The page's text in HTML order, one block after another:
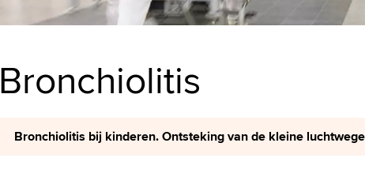
Bronchiolitis
Bronchiolitis bij kinderen. Ontsteking van de kleine